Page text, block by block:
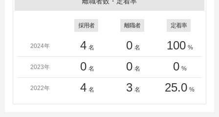
採用者 離職者 定着率
2024年 4 名 0 名 100 %
2023年 0 名 0 名 0 %
2022年 4 名 3 名 25.0 %